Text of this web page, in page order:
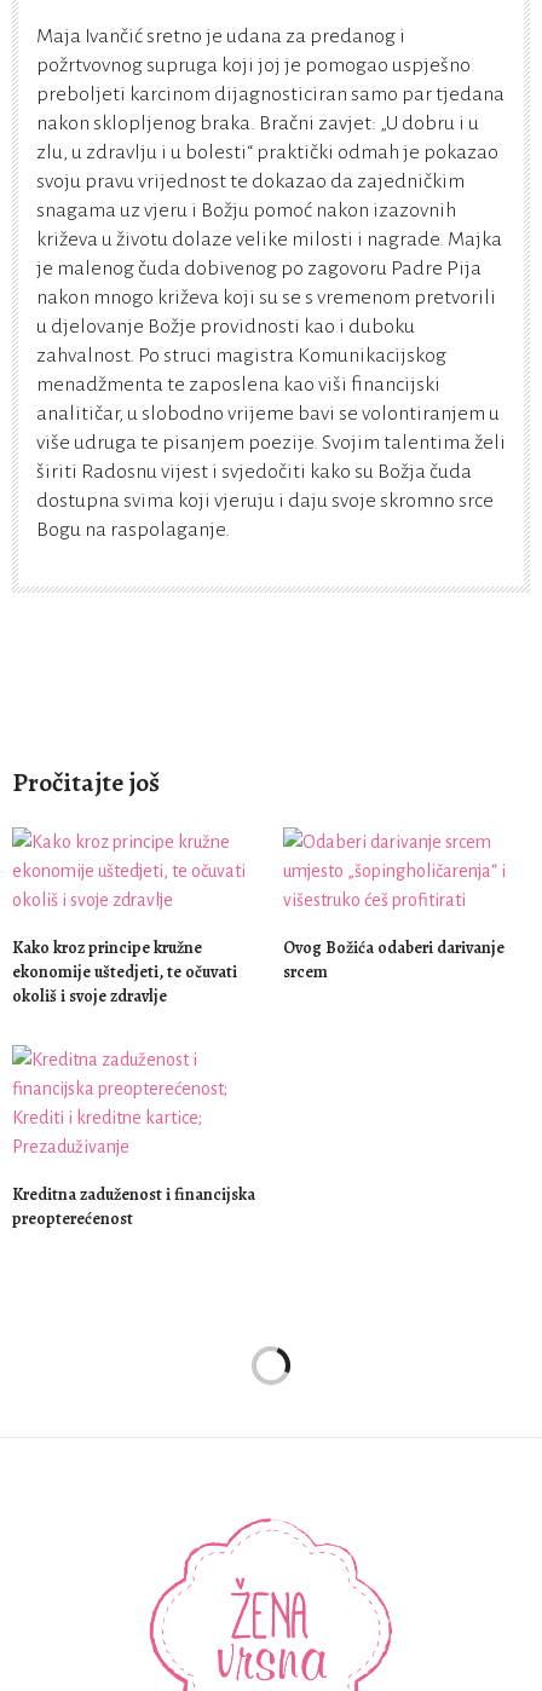
Maja Ivančić sretno je udana za predanog i
požrtvovnog supruga koji joj je pomogao uspješno
preboljeti karcinom dijagnosticiran samo par tjedana
nakon sklopljenog braka. Bračni zavjet: „U dobru i u
zlu, u zdravlju i u bolesti“ praktički odmah je pokazao
svoju pravu vrijednost te dokazao da zajedničkim
snagama uz vjeru i Božju pomoć nakon izazovnih
križeva u životu dolaze velike milosti i nagrade. Majka
je malenog čuda dobivenog po zagovoru Padre Pija
nakon mnogo križeva koji su se s vremenom pretvorili
u djelovanje Božje providnosti kao i duboku
zahvalnost. Po struci magistra Komunikacijskog
menadžmenta te zaposlena kao viši financijski
analitičar, u slobodno vrijeme bavi se volontiranjem u
više udruga te pisanjem poezije. Svojim talentima želi
širiti Radosnu vijest i svjedočiti kako su Božja čuda
dostupna svima koji vjeruju i daju svoje skromno srce
Bogu na raspolaganje.
Pročitajte još
Kako kroz principe kružne
ekonomije uštedjeti, te očuvati
okoliš i svoje zdravlje
Ovog Božića odaberi darivanje
srcem
Kreditna zaduženost i financijska
preopterećenost